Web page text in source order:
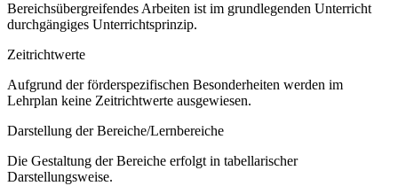
Bereichsübergreifendes Arbeiten ist im grundlegenden Unterricht
durchgängiges Unterrichtsprinzip.
Zeitrichtwerte
Aufgrund der förderspezifischen Besonderheiten werden im
Lehrplan keine Zeitrichtwerte ausgewiesen.
Darstellung der Bereiche/Lernbereiche
Die Gestaltung der Bereiche erfolgt in tabellarischer
Darstellungsweise.